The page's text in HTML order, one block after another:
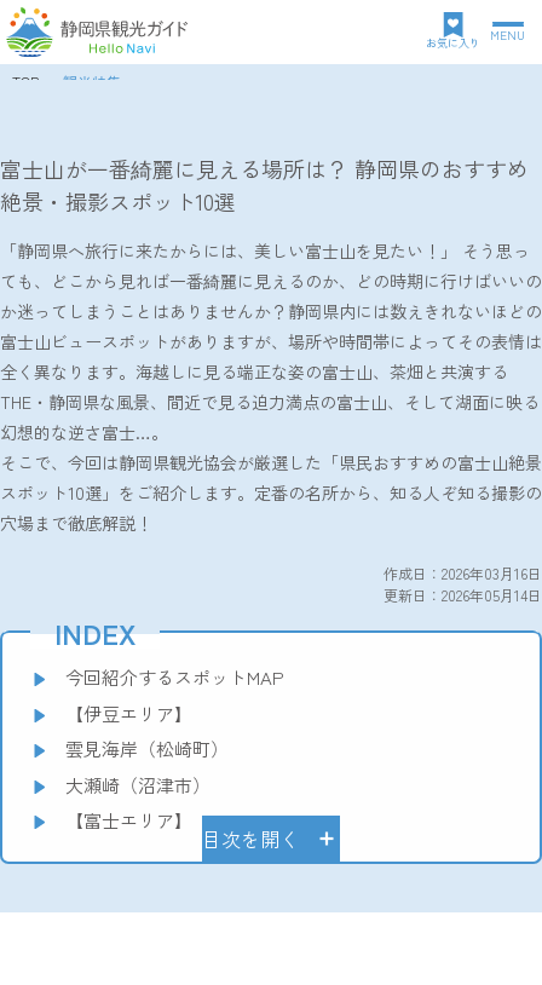
グ
ロ
ナ
ー
シ
ン
お気に入り MENU
ク
ズ
リ
ト
TOP
観光特集
富士山が一番綺麗に見える場所は？ 静岡県のおすすめ
絶景・撮影スポット10選
「静岡県へ旅行に来たからには、美しい富士山を見たい！」 そう思っ
ても、どこから見れば一番綺麗に見えるのか、どの時期に行けばいいの
か迷ってしまうことはありませんか？静岡県内には数えきれないほどの
富士山ビュースポットがありますが、場所や時間帯によってその表情は
全く異なります。海越しに見る端正な姿の富士山、茶畑と共演する
THE・静岡県な風景、間近で見る迫力満点の富士山、そして湖面に映る
幻想的な逆さ富士…。
そこで、今回は静岡県観光協会が厳選した「県民おすすめの富士山絶景
スポット10選」をご紹介します。定番の名所から、知る人ぞ知る撮影の
穴場まで徹底解説！
作成日：2026年03月16日
更新日：2026年05月14日
目次を開く
INDEX
今回紹介するスポットMAP
【伊豆エリア】
雲見海岸（松崎町）
大瀬崎（沼津市）
【富士エリア】